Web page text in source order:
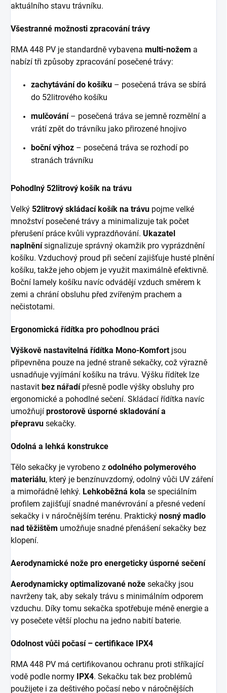
aktuálního stavu trávníku.
Všestranné možnosti zpracování trávy
RMA 448 PV je standardně vybavena multi-nožem a
nabízí tři způsoby zpracování posečené trávy:
zachytávání do košíku – posečená tráva se sbírá
do 52litrového košíku
mulčování– posečená tráva se jemně rozmělní a
vrátí zpět do trávníku jako přirozené hnojivo
boční výhoz – posečená tráva se rozhodí po
stranách trávníku
Pohodlný 52litrový košík na trávu
Velký 52litrový skládací košík na trávu pojme velké
množství posečené trávy a minimalizuje tak počet
přerušení práce kvůli vyprazdňování. Ukazatel
naplněnísignalizuje správný okamžik pro vyprázdnění
košíku. Vzduchový proud při sečení zajišťuje husté plnění
košíku, takže jeho objem je využit maximálně efektivně.
Boční lamely košíku navíc odvádějí vzduch směrem k
zemi a chrání obsluhu před zvířeným prachem a
nečistotami.
Ergonomická řídítka pro pohodlnou práci
Výškově nastavitelná řídítka Mono-Komfortjsou
připevněna pouze na jedné straně sekačky, což výrazně
usnadňuje vyjímání košíku na trávu. Výšku řídítek lze
nastavit bez nářadípřesně podle výšky obsluhy pro
ergonomické a pohodlné sečení. Skládací řídítka navíc
umožňují prostorově úsporné skladování a
přepravu sekačky.
Odolná a lehká konstrukce
Tělo sekačky je vyrobeno z odolného polymerového
materiálu, který je benzínuvzdorný, odolný vůči UV záření
a mimořádně lehký. Lehkoběžná kola se speciálním
profilem zajišťují snadné manévrování a přesné vedení
sekačky i v náročnějším terénu. Praktický nosný madlo
nad těžištěm umožňuje snadné přenášení sekačky bez
klopení.
Aerodynamické nože pro energeticky úsporné sečení
Aerodynamicky optimalizované nože sekačky jsou
navrženy tak, aby sekaly trávu s minimálním odporem
vzduchu. Díky tomu sekačka spotřebuje méně energie a
vy posečete větší plochu na jedno nabití baterie.
Odolnost vůči počasí – certifikace IPX4
RMA 448 PV má certifikovanou ochranu proti stříkající
vodě podle normy IPX4. Sekačku tak bez problémů
použijete i za deštivého počasí nebo v náročnějších